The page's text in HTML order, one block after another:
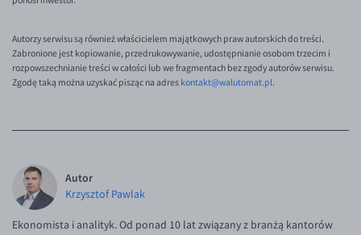
Autorzy serwisu są również właścicielem majątkowych praw autorskich do treści.
Zabronione jest kopiowanie, przedrukowywanie, udostępnianie osobom trzecim i
rozpowszechnianie treści w całości lub we fragmentach bez zgody autorów serwisu.
Zgodę taką można uzyskać pisząc na adres kontakt@walutomat.pl.
Autor
Krzysztof Pawlak
Ekonomista i analityk. Od ponad 10 lat związany z branżą kantorów